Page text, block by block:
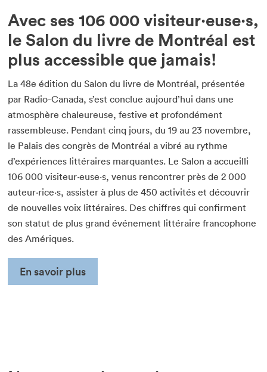
Avec ses 106 000 visiteur·euse·s,
le Salon du livre de Montréal est
plus accessible que jamais!
La 48e édition du Salon du livre de Montréal, présentée
par Radio-Canada, s’est conclue aujourd’hui dans une
atmosphère chaleureuse, festive et profondément
rassembleuse. Pendant cinq jours, du 19 au 23 novembre,
le Palais des congrès de Montréal a vibré au rythme
d’expériences littéraires marquantes. Le Salon a accueilli
106 000 visiteur·euse·s, venus rencontrer près de 2 000
auteur·rice·s, assister à plus de 450 activités et découvrir
de nouvelles voix littéraires. Des chiffres qui confirment
son statut de plus grand événement littéraire francophone
des Amériques.
En savoir plus